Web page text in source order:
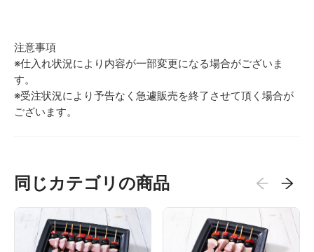
注意事項
※仕入れ状況により内容が一部変更になる場合がございま
す。
※受注状況により予告なく急遽販売を終了させて頂く場合が
ございます。
同じカテゴリの商品